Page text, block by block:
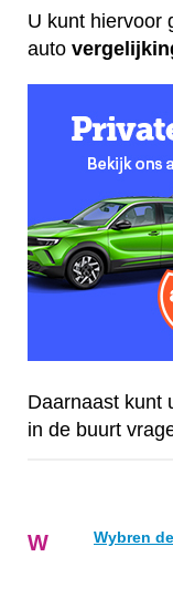
U kunt hiervoor
auto
Daarnaast kunt
in de buurt
W Wybren